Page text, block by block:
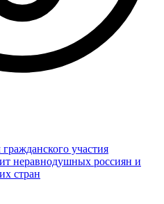
участия
россиян и
стран